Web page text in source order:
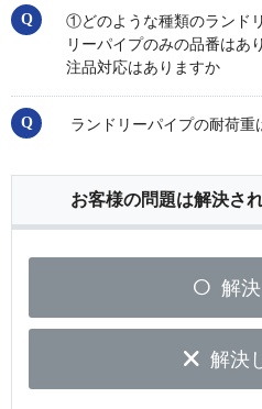
①どのような種類のランド
リーパイプのみの品番は
注品対応はありますか
ランドリーパイプの耐荷重
お客様の問題は解決さ
解
解決